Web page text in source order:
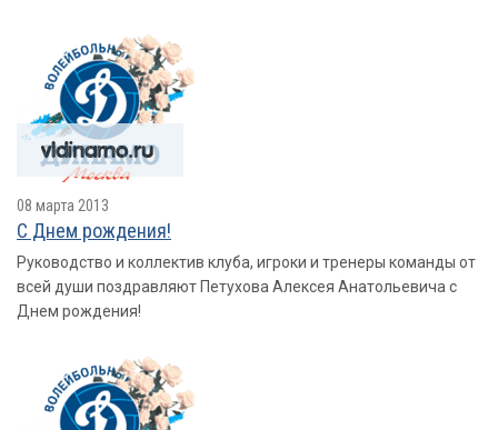
08 марта 2013
С Днем рождения!
Руководство и коллектив клуба, игроки и тренеры команды от
всей души поздравляют Петухова Алексея Анатольевича с
Днем рождения!